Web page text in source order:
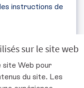
sur le site web
site Web pour
du site. Les
instructions de